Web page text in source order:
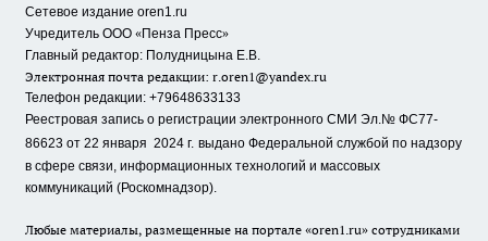
Сетевое издание oren1.ru
Учредитель ООО «Пенза Пресс»
Главный редактор: Полудницына Е.В.
Электронная почта редакции: r.oren1@yandex.ru
Телефон редакции: +79648633133
Реестровая запись о регистрации электронного СМИ Эл.№ ФС77-
86623 от 22 января 2024 г. выдано Федеральной службой по надзору
в сфере связи, информационных технологий и массовых
коммуникаций (Роскомнадзор).
Любые материалы, размещенные на портале «oren1.ru» сотрудниками